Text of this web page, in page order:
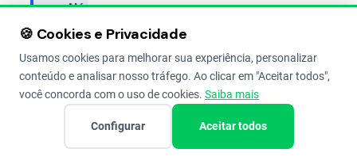
Números
que
Importam
Compartilhar
Com
produção
superior
🍪 Cookies e Privacidade
Usamos cookies para melhorar sua experiência, personalizar
conteúdo e analisar nosso tráfego. Ao clicar em "Aceitar todos",
você concorda com o uso de cookies. Saiba mais
Configurar Aceitar todos